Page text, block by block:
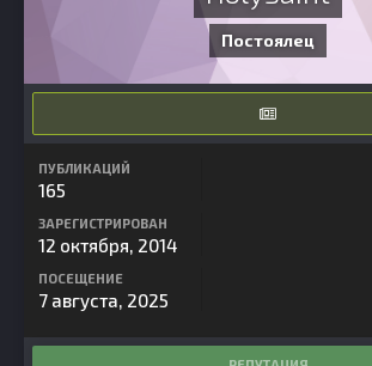
Постоялец
ПУБЛИКАЦИЙ
165
ЗАРЕГИСТРИРОВАН
12 октября, 2014
ПОСЕЩЕНИЕ
7 августа, 2025